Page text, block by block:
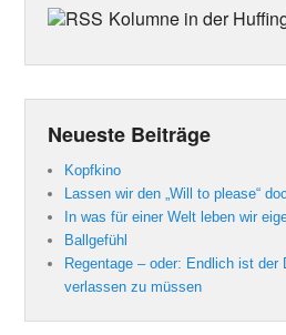
Posts
Kolumne in der
Neueste Beiträge
Kopfkino
Lassen wir den „Will to please“
In was für einer Welt leben wir
Ballgefühl
Regentage – oder: Endlich ist der
verlassen zu müssen